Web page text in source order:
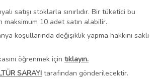
satışı stoklarla sınırlıdır. Bir tüketici bu
maksimum 10 adet satın alabilir.
koşullarında değişiklik yapma hakkını saklı
öğrenmek için tıklayın.
SARAYI tarafından gönderilecektir.